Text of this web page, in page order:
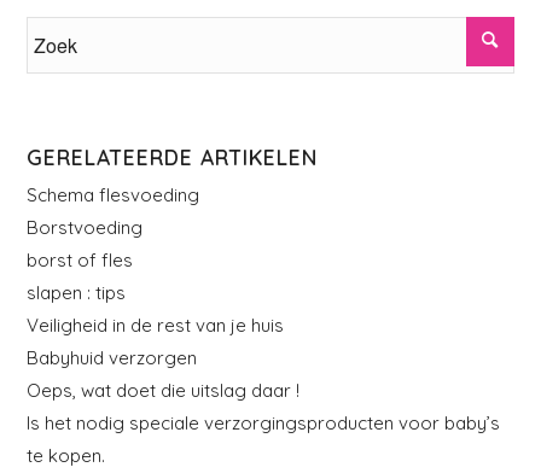
GERELATEERDE ARTIKELEN
Schema flesvoeding
Borstvoeding
borst of fles
slapen : tips
Veiligheid in de rest van je huis
Babyhuid verzorgen
Oeps, wat doet die uitslag daar !
Is het nodig speciale verzorgingsproducten voor baby’s
te kopen.